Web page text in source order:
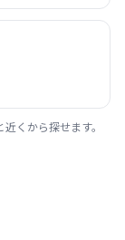
くから探せます。